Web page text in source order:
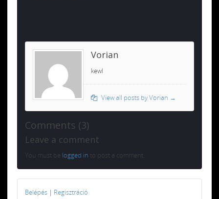
Vorian
kewl
View all posts by Vorian →
Comments (3)
Leave a comment
You must be logged in to post a comment.
Belépés | Regisztráció